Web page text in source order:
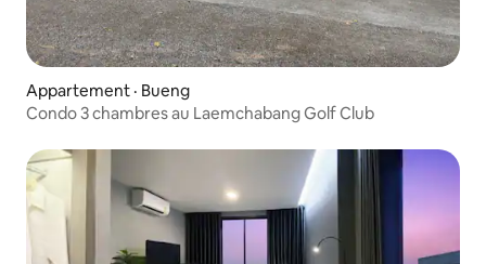
Appartement · Bueng
Condo 3 chambres au Laemchabang Golf Club